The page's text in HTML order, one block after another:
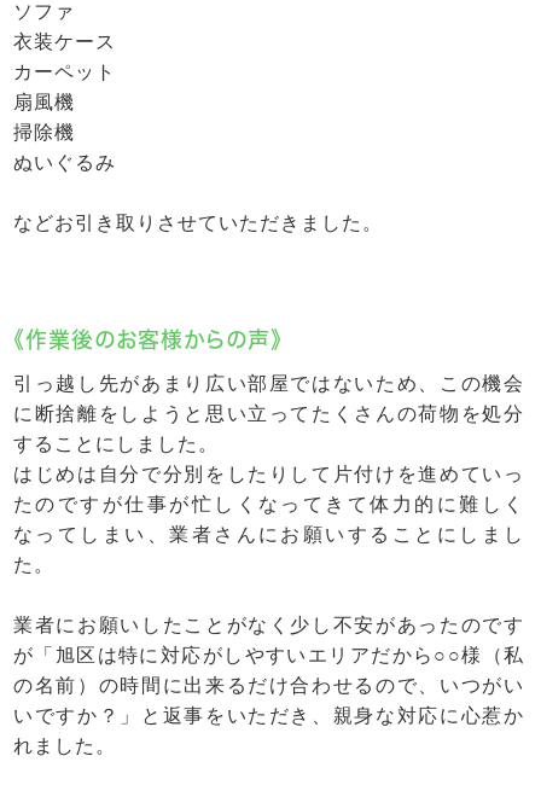
ソファ
衣装ケース
カーペット
扇風機
掃除機
ぬいぐるみ
などお引き取りさせていただきました。
《作業後のお客様からの声》
引っ越し先があまり広い部屋ではないため、この機会
に断捨離をしようと思い立ってたくさんの荷物を処分
することにしました。
はじめは自分で分別をしたりして片付けを進めていっ
たのですが仕事が忙しくなってきて体力的に難しく
なってしまい、業者さんにお願いすることにしまし
た。
業者にお願いしたことがなく少し不安があったのです
が「旭区は特に対応がしやすいエリアだから○○様（私
の名前）の時間に出来るだけ合わせるので、いつがい
いですか？」と返事をいただき、親身な対応に心惹か
れました。